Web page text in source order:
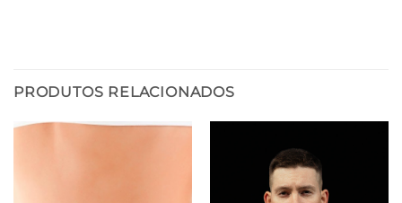
PRODUTOS RELACIONADOS